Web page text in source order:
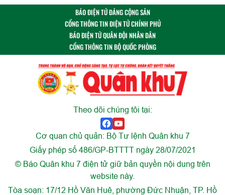
BÁO ĐIỆN TỬ ĐẢNG CỘNG SẢN
CỔNG THÔNG TIN ĐIỆN TỬ CHÍNH PHỦ
BÁO ĐIỆN TỬ QUÂN ĐỘI NHÂN DÂN
CỔNG THÔNG TIN BỘ QUỐC PHÒNG
Theo dõi chúng tôi tại:
Cơ quan chủ quản: Bộ Tư lệnh Quân khu 7
Giấy phép số 486/GP-BTTTT ngày 28/07/2021
© Báo Quân khu 7 điện tử giữ bản quyền nội dung trên
website này.
Tòa soạn: 17/12 Hồ Văn Huê, phường Đức Nhuận, TP. Hồ